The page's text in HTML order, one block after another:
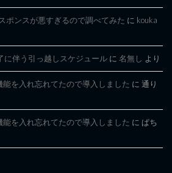
ポンスが悪すぎるので調べてみた に kouka
に伴う引っ越しスケジュール に 名無し より
能を入れ忘れてたので導入しました に 通り
能を入れ忘れてたので導入しました に ぱち